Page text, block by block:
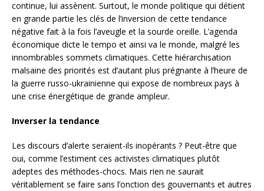
continue, lui assènent. Surtout, le monde politique qui détient
en grande partie les clés de l’inversion de cette tendance
négative fait à la fois l’aveugle et la sourde oreille. L’agenda
économique dicte le tempo et ainsi va le monde, malgré les
innombrables sommets climatiques. Cette hiérarchisation
malsaine des priorités est d’autant plus prégnante à l’heure de
la guerre russo-ukrainienne qui expose de nombreux pays à
une crise énergétique de grande ampleur.
Inverser la tendance
Les discours d’alerte seraient-ils inopérants ? Peut-être que
oui, comme l’estiment ces activistes climatiques plutôt
adeptes des méthodes-chocs. Mais rien ne saurait
véritablement se faire sans l’onction des gouvernants et autres